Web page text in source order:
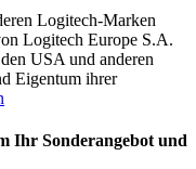
Logitech-Marken
Logitech Europe S.A.
USA und anderen
Eigentum ihrer
Ihr Sonderangebot und